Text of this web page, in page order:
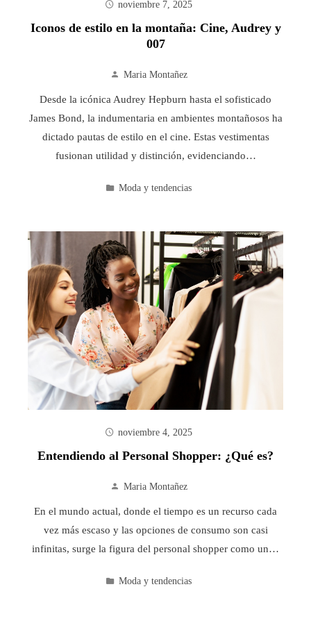
noviembre 7, 2025
Iconos de estilo en la montaña: Cine, Audrey y
007
Maria Montañez
Desde la icónica Audrey Hepburn hasta el sofisticado
James Bond, la indumentaria en ambientes montañosos ha
dictado pautas de estilo en el cine. Estas vestimentas
fusionan utilidad y distinción, evidenciando…
Moda y tendencias
noviembre 4, 2025
Entendiendo al Personal Shopper: ¿Qué es?
Maria Montañez
En el mundo actual, donde el tiempo es un recurso cada
vez más escaso y las opciones de consumo son casi
infinitas, surge la figura del personal shopper como un…
Moda y tendencias